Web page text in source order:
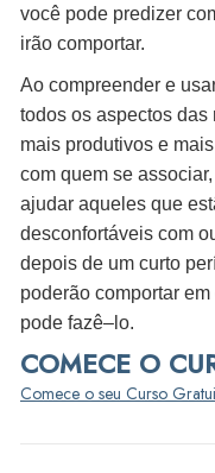
você pode predizer
irão comportar.
Ao compreender e
todos os aspectos
mais produtivos e
com quem se
ajudar aqueles que
desconfortáveis com
depois de um curto
poderão comportar
pode fazê–lo.
COMECE O
Comece o seu Curso